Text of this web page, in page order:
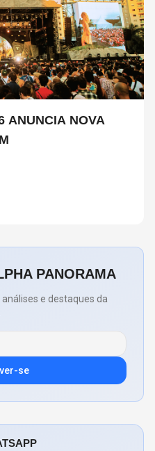
ANUNCIA NOVA
PANORAMA
e destaques da
se